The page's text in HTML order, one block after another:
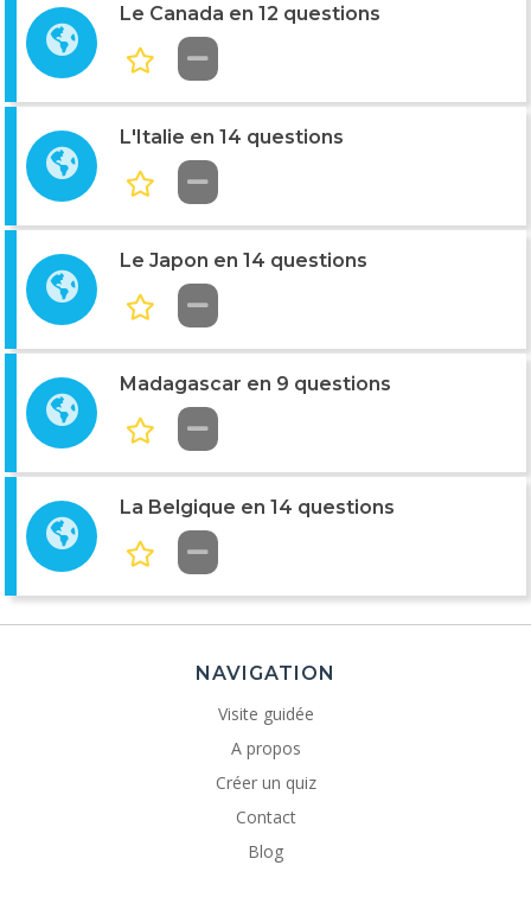
Le Canada en 12 questions
L'Italie en 14 questions
Le Japon en 14 questions
Madagascar en 9 questions
La Belgique en 14 questions
NAVIGATION
Visite guidée
A propos
Créer un quiz
Contact
Blog